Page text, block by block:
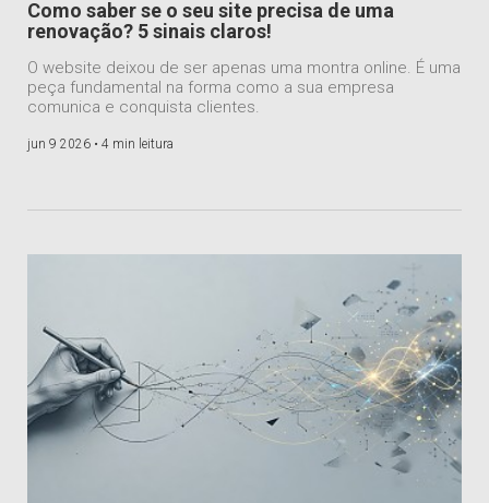
Como saber se o seu site precisa de uma
renovação? 5 sinais claros!
O website deixou de ser apenas uma montra online. É uma
peça fundamental na forma como a sua empresa
comunica e conquista clientes.
jun 9 2026 • 4 min leitura